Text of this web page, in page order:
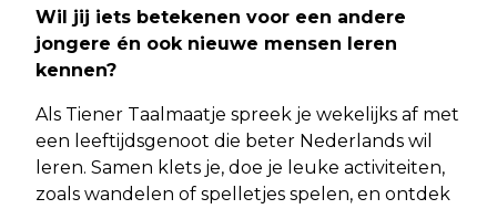
Wil jij iets betekenen voor een andere
jongere én ook nieuwe mensen leren
kennen?
Als Tiener Taalmaatje spreek je wekelijks af met
een leeftijdsgenoot die beter Nederlands wil
leren. Samen klets je, doe je leuke activiteiten,
zoals wandelen of spelletjes spelen, en ontdek